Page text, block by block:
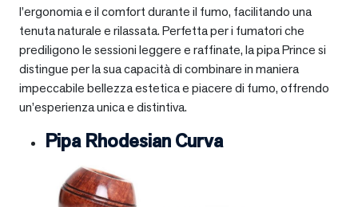
l’ergonomia e il comfort durante il fumo, facilitando una
tenuta naturale e rilassata. Perfetta per i fumatori che
prediligono le sessioni leggere e raffinate, la pipa Prince si
distingue per la sua capacità di combinare in maniera
impeccabile bellezza estetica e piacere di fumo, offrendo
un’esperienza unica e distintiva.
Pipa Rhodesian Curva